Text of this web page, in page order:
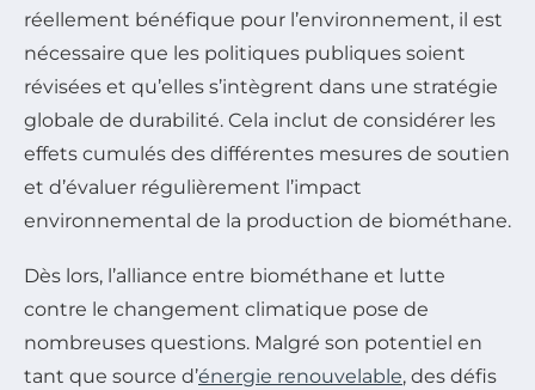
réellement bénéfique pour l’environnement, il est
nécessaire que les politiques publiques soient
révisées et qu’elles s’intègrent dans une stratégie
globale de durabilité. Cela inclut de considérer les
effets cumulés des différentes mesures de soutien
et d’évaluer régulièrement l’impact
environnemental de la production de biométhane.
Dès lors, l’alliance entre biométhane et lutte
contre le changement climatique pose de
nombreuses questions. Malgré son potentiel en
tant que source d’énergie renouvelable, des défis